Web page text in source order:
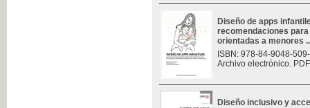
Diseño de apps
recomendaciones
orientadas a menores
ISBN: 978-84-9048-
Archivo electrónico.
Diseño inclusivo y